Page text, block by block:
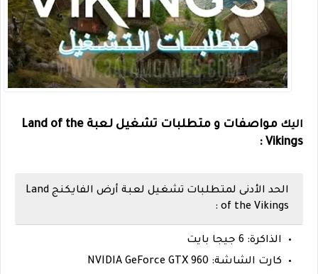
اليك
مواصفات و متطلبات تشغيل لعبة Land of the
Vikings :
الحد الأدنى لمتطلبات تشغيل لعبة أرض الفايكنج Land
of the Vikings :
الذاكرة: 6 جيجا بايت
كارت الشاشة: NVIDIA GeForce GTX 960